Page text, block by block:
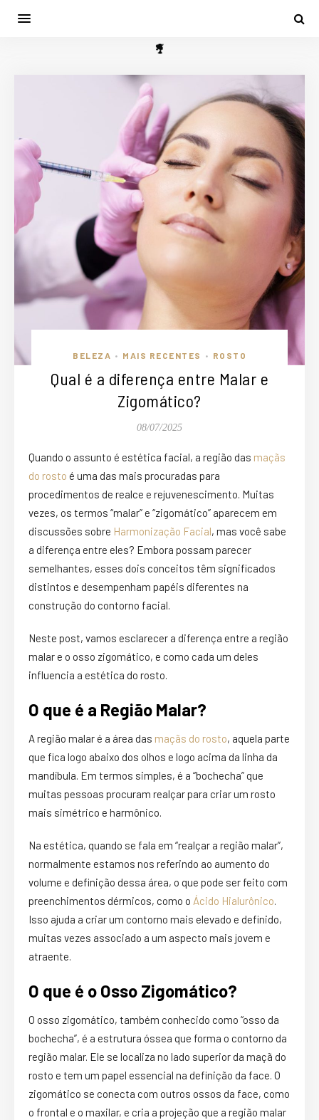
BELEZA • MAIS RECENTES • ROSTO
Qual é a diferença entre Malar e
Zigomático?
08/07/2025
Quando o assunto é estética facial, a região das maçãs
do rosto é uma das mais procuradas para
procedimentos de realce e rejuvenescimento. Muitas
vezes, os termos “malar” e “zigomático” aparecem em
discussões sobre Harmonização Facial, mas você sabe
a diferença entre eles? Embora possam parecer
semelhantes, esses dois conceitos têm significados
distintos e desempenham papéis diferentes na
construção do contorno facial.
Neste post, vamos esclarecer a diferença entre a região
malar e o osso zigomático, e como cada um deles
influencia a estética do rosto.
O que é a Região Malar?
A região malar é a área das maçãs do rosto, aquela parte
que fica logo abaixo dos olhos e logo acima da linha da
mandíbula. Em termos simples, é a “bochecha” que
muitas pessoas procuram realçar para criar um rosto
mais simétrico e harmônico.
Na estética, quando se fala em “realçar a região malar”,
normalmente estamos nos referindo ao aumento do
volume e definição dessa área, o que pode ser feito com
preenchimentos dérmicos, como o Ácido Hialurônico.
Isso ajuda a criar um contorno mais elevado e definido,
muitas vezes associado a um aspecto mais jovem e
atraente.
O que é o Osso Zigomático?
O osso zigomático, também conhecido como “osso da
bochecha”, é a estrutura óssea que forma o contorno da
região malar. Ele se localiza no lado superior da maçã do
rosto e tem um papel essencial na definição da face. O
zigomático se conecta com outros ossos da face, como
o frontal e o maxilar, e cria a projeção que a região malar